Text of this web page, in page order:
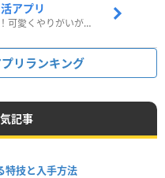
アプリ
ペットを育ってポイ活しよう！可愛くやりがいがある新感覚アプリ
リランキング
記事
特技と入手方法